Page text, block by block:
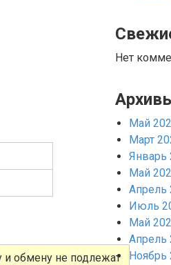
и обмену не подлежат
Нет
Май
Март
Январь
Май
Апрель
Июль
Май
Апрель
Ноябрь